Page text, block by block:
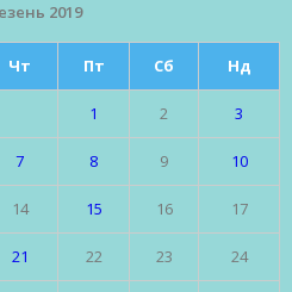
2019
Чт Пт Сб Нд
1 2 3
7 8 9 10
14 15 16 17
21 22 23 24